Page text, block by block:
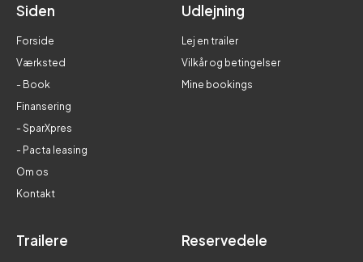
Siden
Forside
Værksted
- Book
Finansering
- SparXpres
- Pacta leasing
Om os
Kontakt
Udlejning
Lej en trailer
Vilkår og betingelser
Mine bookings
Trailere Reservedele